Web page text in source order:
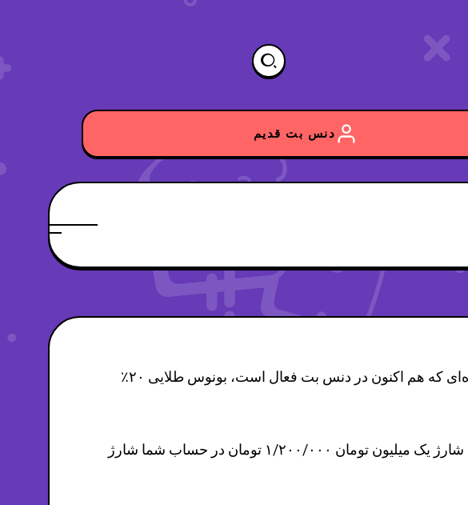
دنس بت قدیم
دنس بت نیز به صورت دوره‌ای بونوس‌های ویژه‌ای در سایت خود قرار می‌دهد. بونوس ویژه‌ای که هم اکنون در دنس بت فعال است، بونوس طلایی ۲۰٪
با شارژ هر مبلغی بالاتر از ۵۰۰ هزار تومان، ۲۰٪ شارژ اضافه دریافت می‌کنید. برای مثال با شارژ یک میلیون تومان ۱/۲۰۰/۰۰۰ تومان در حساب شما شارژ